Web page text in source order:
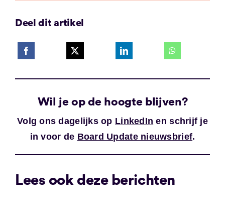
Deel dit artikel
Wil je op de hoogte blijven?
Volg ons dagelijks op LinkedIn en schrijf je
in voor de Board Update nieuwsbrief.
Lees ook deze berichten